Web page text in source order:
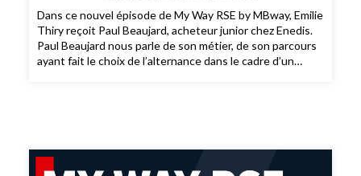
Dans ce nouvel épisode de My Way RSE by MBway, Emilie
Thiry reçoit Paul Beaujard, acheteur junior chez Enedis.
Paul Beaujard nous parle de son métier, de son parcours
ayant fait le choix de l’alternance dans le cadre d’un
apprendre son métier.